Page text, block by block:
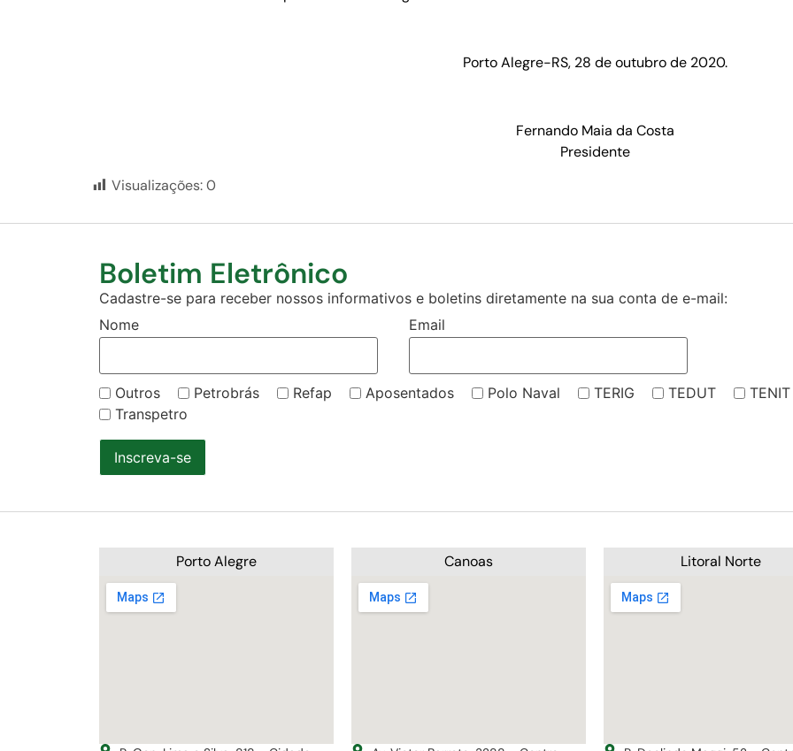
Porto Alegre-RS, 28 de outubro de 2020.
Fernando Maia da Costa
Presidente
Visualizações:0
Boletim Eletrônico
Cadastre-se para receber nossos informativos e boletins diretamente na sua conta de e-mail:
Nome
Email
Outros Petrobrás Refap Aposentados Polo Naval TERIG TEDUT TENIT
Transpetro
Inscreva-se
Porto Alegre Canoas Litoral Norte